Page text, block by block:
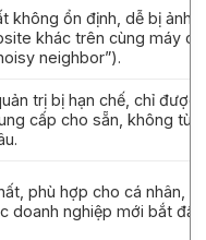
không ổn định, dễ bị ảnh
khác trên cùng máy
neighbor”).
trị bị hạn chế, chỉ được
cấp cho sẵn, không tùy
phù hợp cho cá nhân,
doanh nghiệp mới bắt đầu.